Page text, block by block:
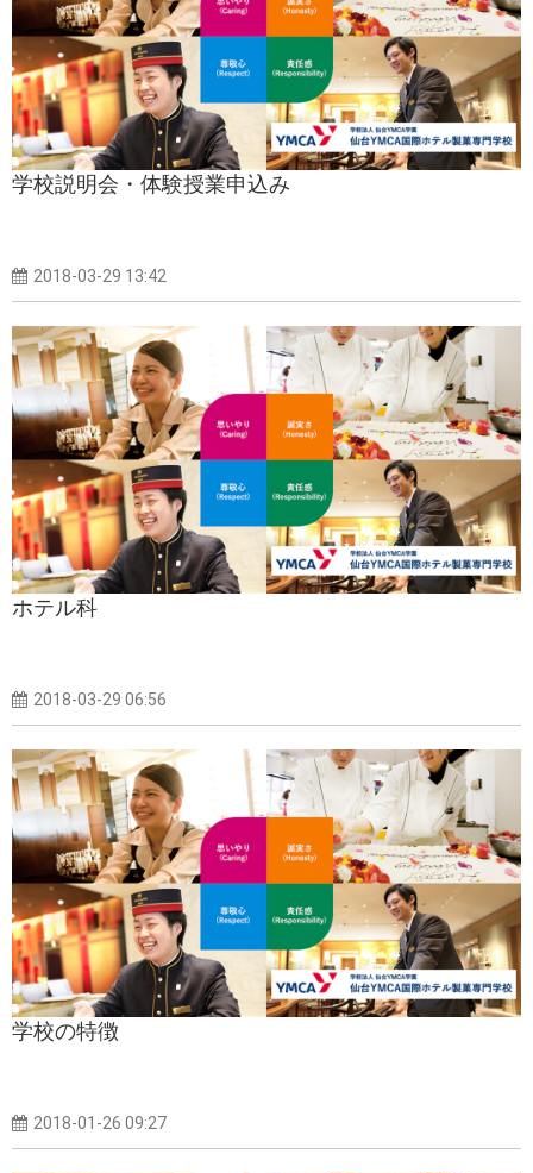
学校説明会・体験授業申込み
2018-03-29 13:42
ホテル科
2018-03-29 06:56
学校の特徴
2018-01-26 09:27